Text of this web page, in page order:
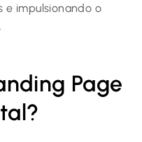
e impulsionando o
Page